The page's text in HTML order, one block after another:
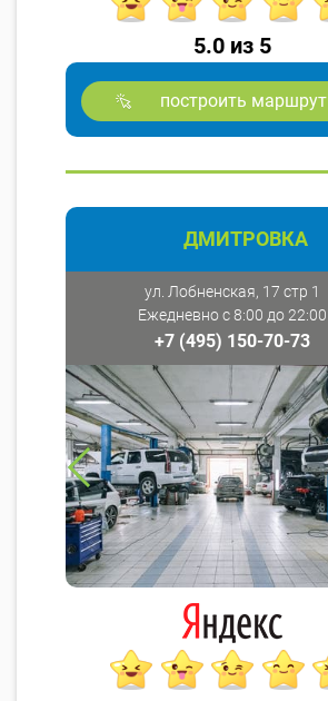
5.0 из 5
построить маршрут
ДМИТРОВКА
ул. Лобненская, 17 стр 1
Ежедневно с 8:00 до 22:00
+7 (495) 150-70-73